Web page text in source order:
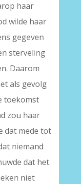
haar
wilde haar
gegeven
sterveling
Daarom
als gevolg
toekomst
zou haar
dat mede tot
niemand
dat het
niet